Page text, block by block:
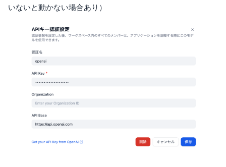
いないと動かない場合あり）